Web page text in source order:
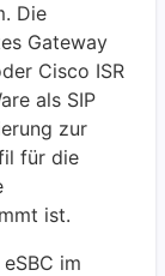
Die
Gateway
Cisco ISR
als SIP
zur
für die
ist.
im